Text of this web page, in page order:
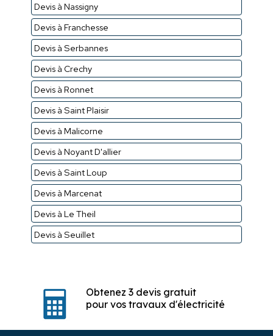
Devis à Nassigny
Devis à Franchesse
Devis à Serbannes
Devis à Crechy
Devis à Ronnet
Devis à Saint Plaisir
Devis à Malicorne
Devis à Noyant D'allier
Devis à Saint Loup
Devis à Marcenat
Devis à Le Theil
Devis à Seuillet
Obtenez 3 devis gratuit
pour vos travaux d'électricité